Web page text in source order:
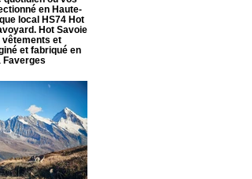
en Haute-
local HS74 Hot
Hot Savoie
vêtements et
et fabriqué en
Faverges